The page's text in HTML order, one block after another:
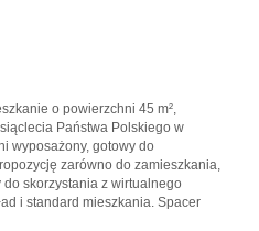
o powierzchni 45 m²,
Państwa Polskiego w
wyposażony, gotowy do
zarówno do zamieszkania,
skorzystania z wirtualnego
i standard mieszkania. Spacer